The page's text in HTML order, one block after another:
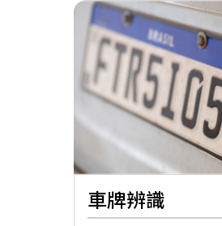
車牌辨識